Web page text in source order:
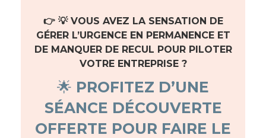
👉 💡 VOUS AVEZ LA SENSATION DE
GÉRER L’URGENCE EN PERMANENCE ET
DE MANQUER DE RECUL POUR PILOTER
VOTRE ENTREPRISE ?
🌟 PROFITEZ D’UNE
SÉANCE DÉCOUVERTE
OFFERTE POUR FAIRE LE